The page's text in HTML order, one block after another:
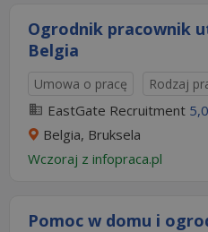
Ogrodnik pracownik
Belgia
Umowa o pracę Rodzaj
EastGate Recruitment 5,0
Belgia, Bruksela
Wczoraj z infopraca.pl
Pomoc w domu i